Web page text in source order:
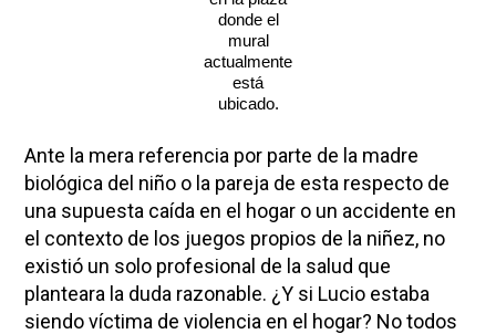
donde el
mural
actualmente
está
ubicado.
Ante la mera referencia por parte de la madre
biológica del niño o la pareja de esta respecto de
una supuesta caída en el hogar o un accidente en
el contexto de los juegos propios de la niñez, no
existió un solo profesional de la salud que
planteara la duda razonable. ¿Y si Lucio estaba
siendo víctima de violencia en el hogar? No todos